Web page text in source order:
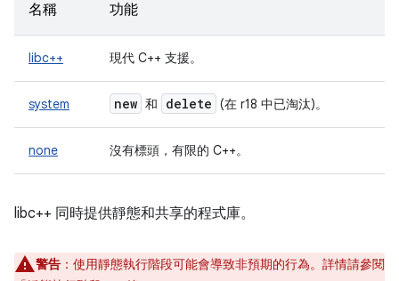
名稱 功能
libc++ 現代 C++ 支援。
system new 和 delete (在 r18 中已淘汰)。
none 沒有標頭，有限的 C++。
libc++ 同時提供靜態和共享的程式庫。
警告 ： 使用靜態執行階段可能會導致非預期的行為。詳情請參閱